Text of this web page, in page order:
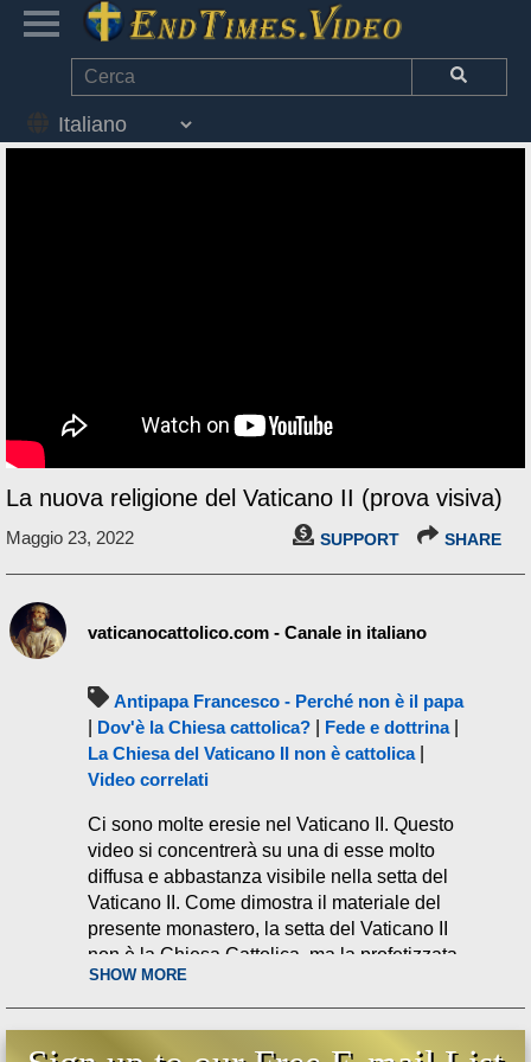
La nuova religione del Vaticano II (prova visiva)
Maggio 23, 2022 SUPPORT SHARE
vaticanocattolico.com - Canale in italiano
Antipapa Francesco - Perché non è il papa
Dov'è la Chiesa cattolica? Fede e dottrina|
La Chiesa del Vaticano II non è cattolica|
Video correlati
Ci sono molte eresie nel Vaticano II. Questo
video si concentrerà su una di esse molto
diffusa e abbastanza visibile nella setta del
Vaticano II. Come dimostra il materiale del
presente monastero, la setta del Vaticano II
non è la Chiesa Cattolica, ma la profetizzata
Contro-Chiesa della fine dei tempi. Nel
Decreto sull’ecumenismo, n. 8, del Vaticano
II, si legge:
SHOW MORE